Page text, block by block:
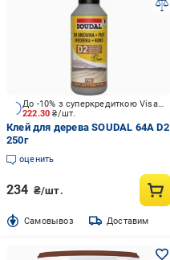
222.30₴/шт.
До -10% з суперкредиткою Visa Вигода
Клей для дерева SOUDAL 64A D2
250г
оценить
234 ₴/шт.
Cамовывоз Доставим